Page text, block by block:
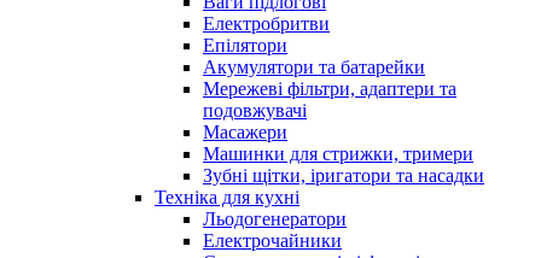
Електробритви
Епілятори
Акумулятори та батарейки
Мережеві фільтри, адаптери та
подовжувачі
Масажери
Машинки для стрижки, тримери
Зубні щітки, іригатори та насадки
Техніка для кухні
Льодогенератори
Електрочайники